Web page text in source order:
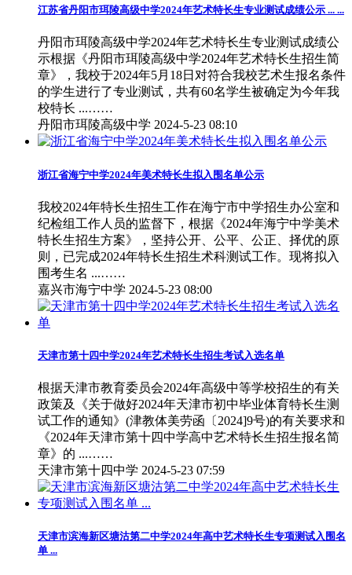
江苏省丹阳市珥陵高级中学2024年艺术特长生专业测试成绩公示 ... ...
丹阳市珥陵高级中学2024年艺术特长生专业测试成绩公
示根据《丹阳市珥陵高级中学2024年艺术特长生招生简
章》，我校于2024年5月18日对符合我校艺术生报名条件
的学生进行了专业测试，共有60名学生被确定为今年我
校特长 ...……
丹阳市珥陵高级中学 2024-5-23 08:10
浙江省海宁中学2024年美术特长生拟入围名单公示
我校2024年特长生招生工作在海宁市中学招生办公室和
纪检组工作人员的监督下，根据《2024年海宁中学美术
特长生招生方案》，坚持公开、公平、公正、择优的原
则，已完成2024年特长生招生术科测试工作。现将拟入
围考生名 ...……
嘉兴市海宁中学 2024-5-23 08:00
天津市第十四中学2024年艺术特长生招生考试入选名单
根据天津市教育委员会2024年高级中等学校招生的有关
政策及《关于做好2024年天津市初中毕业体育特长生测
试工作的通知》(津教体美劳函〔2024]9号)的有关要求和
《2024年天津市第十四中学高中艺术特长生招生报名简
章》的 ...……
天津市第十四中学 2024-5-23 07:59
天津市滨海新区塘沽第二中学2024年高中艺术特长生专项测试入围名
单 ...